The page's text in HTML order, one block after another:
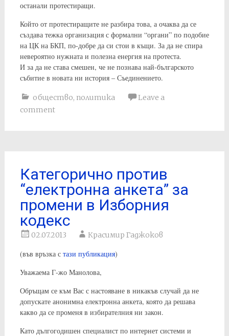
останали протестиращи.
Който от протестиращите не разбира това, а очаква да се
създава тежка организация с формални “органи” по подобие
на ЦК на БКП, по-добре да си стои в къщи. За да не спира
невероятно нужната и полезна енергия на протеста.
И за да не става смешен, че не познава най-българското
събитие в новата ни история – Съединението.
общество, политика
Leave a
comment
Категорично против
“електронна анкета” за
промени в Изборния
кодекс
02.07.2013 Красимир Гаджоков
(във връзка с тази публикация)
Уважаема Г-жо Манолова,
Обръщам се към Вас с настояване в никакъв случай да не
допускате анонимна електронна анкета, която да решава
какво да се променя в избирателния ни закон.
Като дългогодишен специалист по интернет системи и